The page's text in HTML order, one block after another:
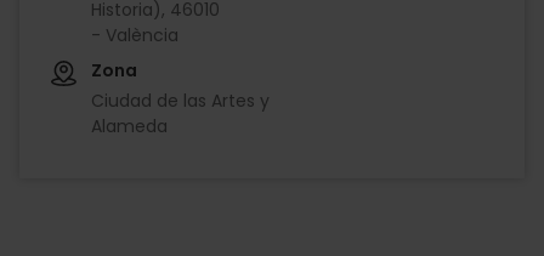
Historia), 46010
- València
Zona
Ciudad de las Artes y
Alameda